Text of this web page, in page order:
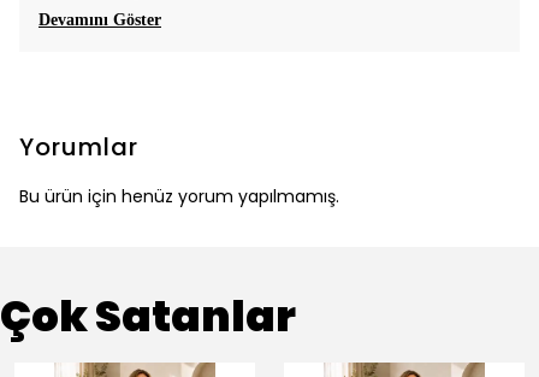
Devamını Göster
Yorumlar
Bu ürün için henüz yorum yapılmamış.
Çok Satanlar